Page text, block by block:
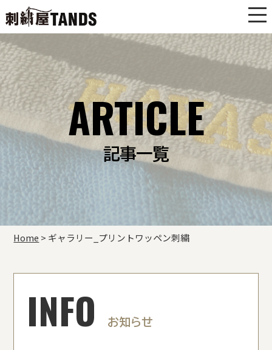
ARTICLE
記事一覧
Home > ギャラリー_プリントワッペン刺繍
INFO お知らせ